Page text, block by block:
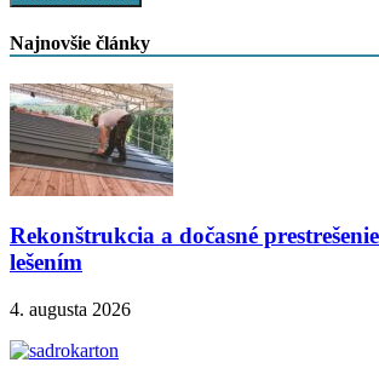
Najnovšie články
Rekonštrukcia a dočasné
lešením
4. augusta 2026